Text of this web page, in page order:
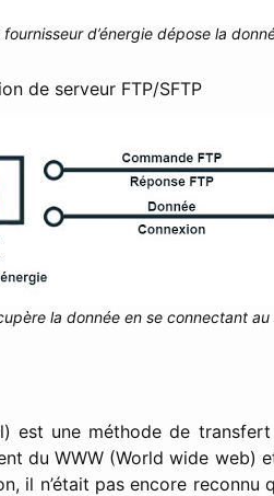
fournisseur d’énergie dépose la
de serveur FTP/SFTP
la donnée en se connectant
est une méthode de
du WWW (World wide web)
il n’était pas encore reconnu